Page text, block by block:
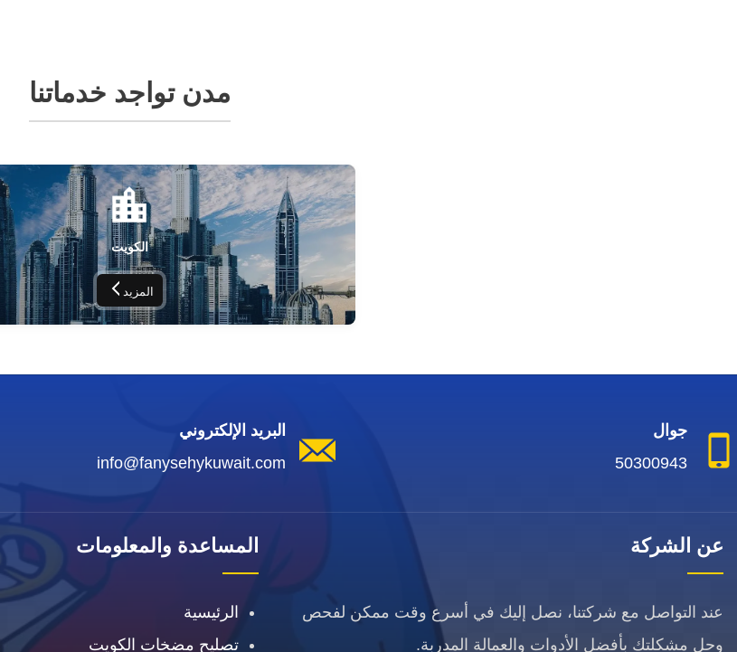
مدن تواجد خدماتنا
الكويت
المزيد
جوال
50300943
البريد الإلكتروني
info@fanysehykuwait.com
عن الشركة
عند التواصل مع شركتنا، نصل إليك في أسرع وقت ممكن لفحص
وحل مشكلتك بأفضل الأدوات والعمالة المدربة.
المساعدة والمعلومات
الرئيسية
تصليح مضخات الكويت